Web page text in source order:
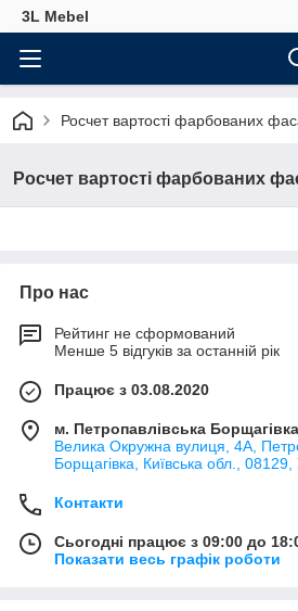
3L Mebel
Росчет вартості фарбованих
Росчет вартості фарбованих
Про нас
Рейтинг не сформований
Менше 5 відгуків за останній рік
Працює з 03.08.2020
м. Петропавлівська
Велика Окружна вулиця, 4А,
Борщагівка, Київська обл., 08129,
Контакти
Сьогодні працює з 09:00 до
Показати весь графік роботи